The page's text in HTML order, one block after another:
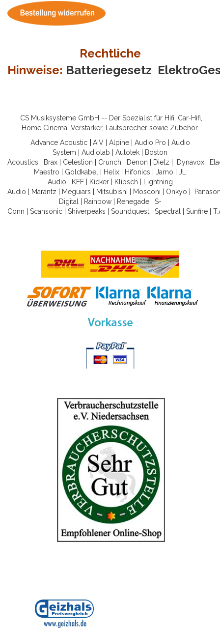
Rechtliche
Hinweise: Batteriegesetz
CS Musiksysteme GmbH -- Der Spezialist für Hifi, Car-Hifi,
Home Cinema, Verstärker, Lautsprecher sowie Zubehör.
Advance Acoustic
AIV| Alpine| Audio Pro
Audio
System
Audiolab Autotek
Boston
Acoustics
Brax Celestion Crunch Denon Dietz Dynavox
Maestro
Goldkabel Helix Hifonics Jamo
JL
Audio
KEF| Kicker| Klipsch
Lightning
Audio
Marantz Meguiars Mitsubishi Mosconi Onkyo
Digital
Rainbow| Renegade| S-
Conn
Scansonic Shiverpeaks Soundquest Spectral Sunfire